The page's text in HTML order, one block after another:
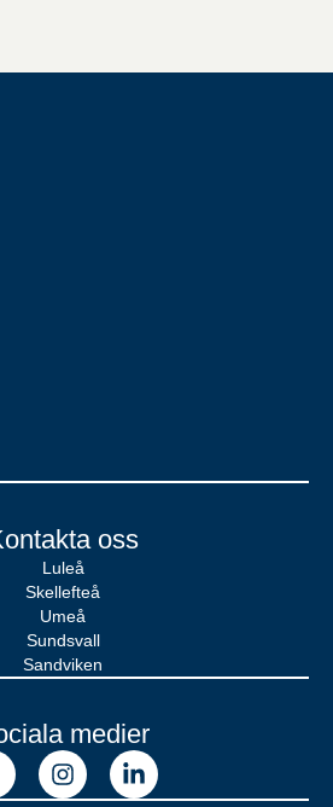
oss
Luleå
Skellefteå
Umeå
Sundsvall
Sandviken
medier